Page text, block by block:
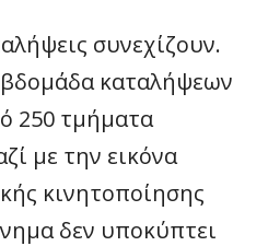
συνεχίζουν.
καταλήψεων
250 τμήματα
με την εικόνα
κινητοποίησης
δεν υποκύπτει